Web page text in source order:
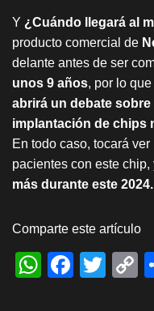
Y ¿Cuándo llegará al
producto comercial de
delante antes de ser
unos 9 años, por lo que
abrirá un debate sobre
implantación de chips
En todo caso, tocará
pacientes con este chip,
más durante este 2024.
Comparte este artículo
W F
T